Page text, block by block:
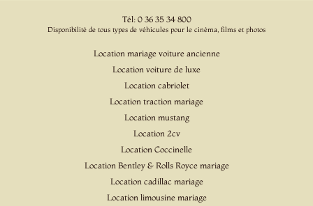
Tél: 0 36 35 34 800
Disponibilité de tous types de véhicules pour le cinéma, films et photos
Location mariage voiture ancienne
Location voiture de luxe
Location cabriolet
Location traction mariage
Location mustang
Location 2cv
Location Coccinelle
Location Bentley & Rolls Royce mariage
Location cadillac mariage
Location limousine mariage